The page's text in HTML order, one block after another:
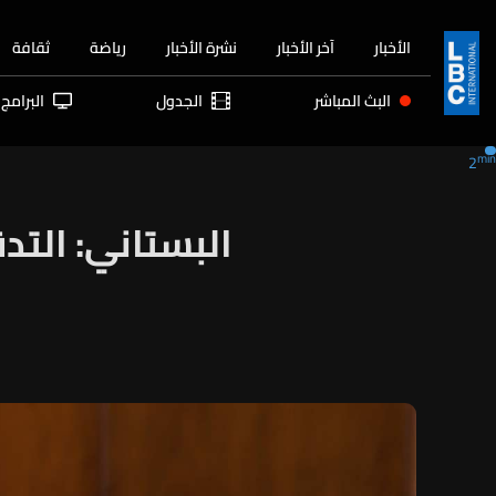
الأخبار آخر الأخبار نشرة الأخبار رياضة ثقافة
البث المباشر الجدول البرامج
البستاني:
2min